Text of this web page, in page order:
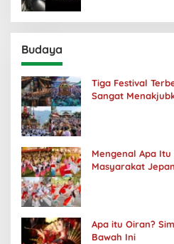
Budaya
Tiga Festival
Sangat
Mengenal Apa
Masyarakat
Apa itu Oiran?
Bawah Ini